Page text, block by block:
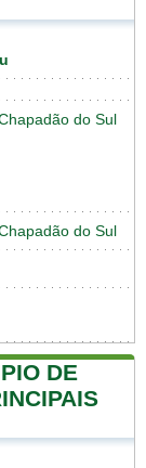
do Sul
do Sul
DE